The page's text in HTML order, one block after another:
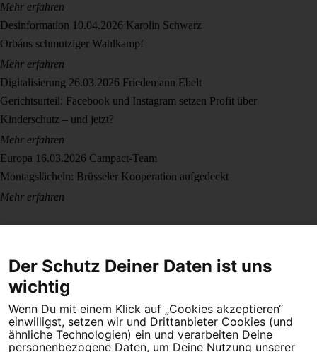
Mehr erfahren
Desinformation 10.04.2026 Karolin Schwarz
Orbáns schmutziger Wahlkampf
Mehr erfahren
Digitalisierung 26.03.2026 Friedemann Ebelt
Gerichtsurteil: Facebook und Instagram setzen Profit über
Kinderschutz – und jetzt?
Mehr erfahren
Europa 16.03.2026 Campact-Team
Montagslächeln: Brüsseler Kooperation aufgedeckt
Mehr erfahren
Dein Engagement macht den Unterschied. Schließe Dich 4,5
Millionen Menschen an.
Der Schutz Deiner Daten ist uns
wichtig
Wenn Du mit einem Klick auf „Cookies akzeptieren“
einwilligst, setzen wir und Drittanbieter Cookies (und
ähnliche Technologien) ein und verarbeiten Deine
personenbezogene Daten, um Deine Nutzung unserer